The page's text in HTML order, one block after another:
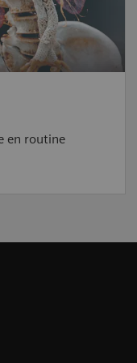
en routine